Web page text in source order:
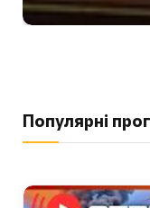
Популярні